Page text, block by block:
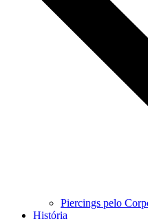
Piercings pelo
História